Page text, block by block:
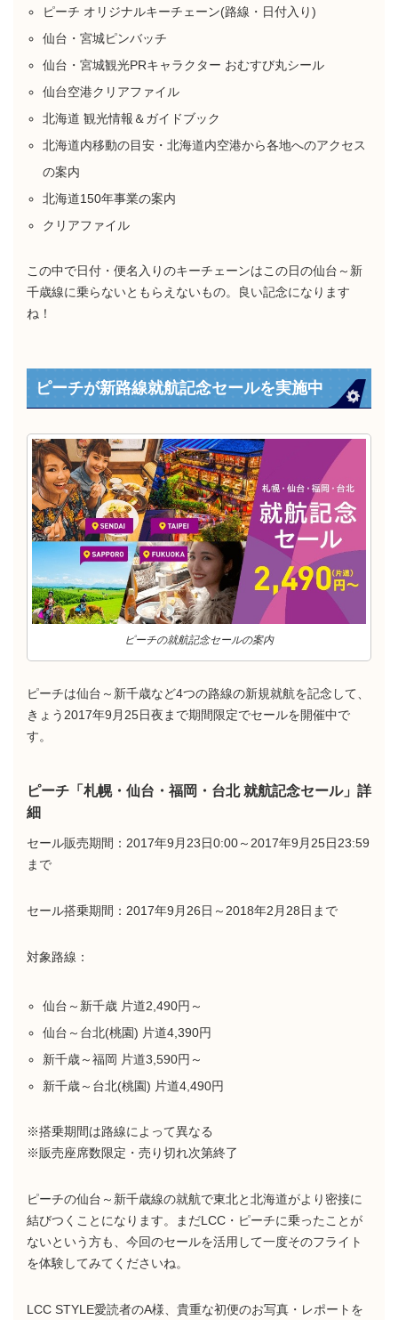
ピーチ オリジナルキーチェーン(路線・日付入り)
仙台・宮城ピンバッチ
仙台・宮城観光PRキャラクター おむすび丸シール
仙台空港クリアファイル
北海道 観光情報＆ガイドブック
北海道内移動の目安・北海道内空港から各地へのアクセス
の案内
北海道150年事業の案内
クリアファイル
この中で日付・便名入りのキーチェーンはこの日の仙台～新
千歳線に乗らないともらえないもの。良い記念になります
ね！
ピーチが新路線就航記念セールを実施中
ピーチの就航記念セールの案内
ピーチは仙台～新千歳など4つの路線の新規就航を記念して、
きょう2017年9月25日夜まで期間限定でセールを開催中で
す。
ピーチ「札幌・仙台・福岡・台北 就航記念セール」詳
細
セール販売期間：2017年9月23日0:00～2017年9月25日23:59
まで
セール搭乗期間：2017年9月26日～2018年2月28日まで
対象路線：
仙台～新千歳 片道2,490円～
仙台～台北(桃園) 片道4,390円
新千歳～福岡 片道3,590円～
新千歳～台北(桃園) 片道4,490円
※搭乗期間は路線によって異なる
※販売座席数限定・売り切れ次第終了
ピーチの仙台～新千歳線の就航で東北と北海道がより密接に
結びつくことになります。まだLCC・ピーチに乗ったことが
ないという方も、今回のセールを活用して一度そのフライト
を体験してみてくださいね。
LCC STYLE愛読者のA様、貴重な初便のお写真・レポートを